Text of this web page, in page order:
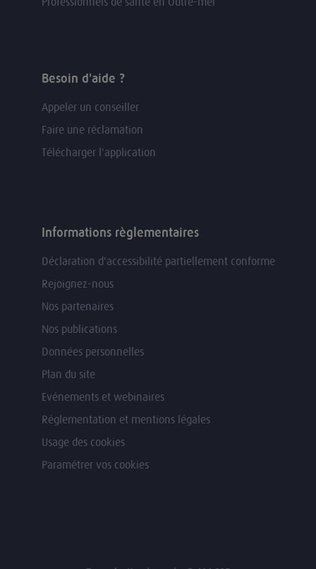
Besoin d'aide ?
Appeler un conseiller
Faire une réclamation
Télécharger l'application
Informations règlementaires
Déclaration d'accessibilité partiellement conforme
Rejoignez-nous
Nos partenaires
Nos publications
Données personnelles
Plan du site
Evénements et webinaires
Réglementation et mentions légales
Usage des cookies
Paramétrer vos cookies